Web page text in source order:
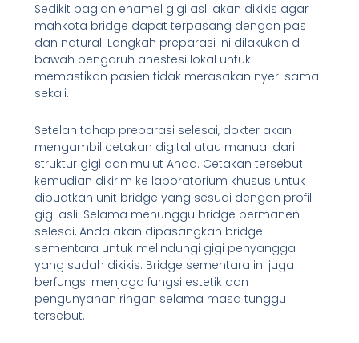
Sedikit bagian enamel gigi asli akan dikikis agar
mahkota bridge dapat terpasang dengan pas
dan natural. Langkah preparasi ini dilakukan di
bawah pengaruh anestesi lokal untuk
memastikan pasien tidak merasakan nyeri sama
sekali.
Setelah tahap preparasi selesai, dokter akan
mengambil cetakan digital atau manual dari
struktur gigi dan mulut Anda. Cetakan tersebut
kemudian dikirim ke laboratorium khusus untuk
dibuatkan unit bridge yang sesuai dengan profil
gigi asli. Selama menunggu bridge permanen
selesai, Anda akan dipasangkan bridge
sementara untuk melindungi gigi penyangga
yang sudah dikikis. Bridge sementara ini juga
berfungsi menjaga fungsi estetik dan
pengunyahan ringan selama masa tunggu
tersebut.